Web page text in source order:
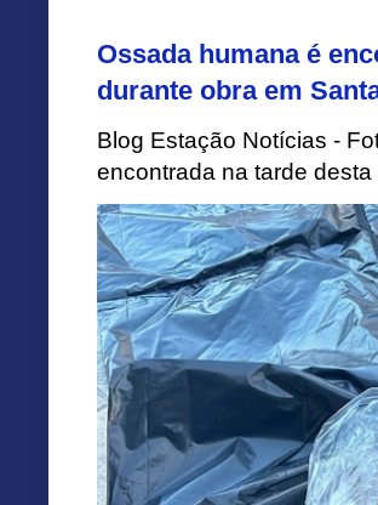
Ossada humana é
durante obra em
Blog Estação Notícias -
encontrada na tarde